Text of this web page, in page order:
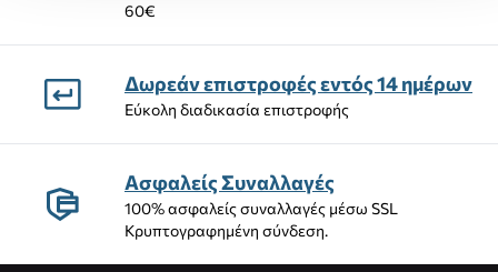
60€
Δωρεάν επιστροφές εντός 14 ημέρων
Εύκολη διαδικασία επιστροφής
Ασφαλείς Συναλλαγές
100% ασφαλείς συναλλαγές μέσω SSL
Κρυπτογραφημένη σύνδεση.